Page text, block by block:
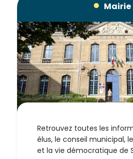
Mairie
Retrouvez toutes les
élus, le conseil municipal,
et la vie démocratique de
Si